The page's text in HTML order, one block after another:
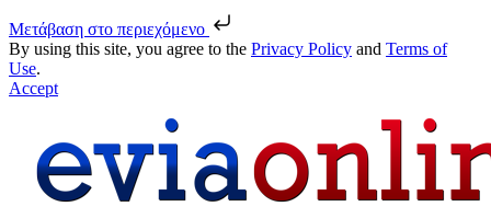
Μετάβαση στο περιεχόμενο
By using this site, you agree to the Privacy Policy and Terms of
Use.
Accept